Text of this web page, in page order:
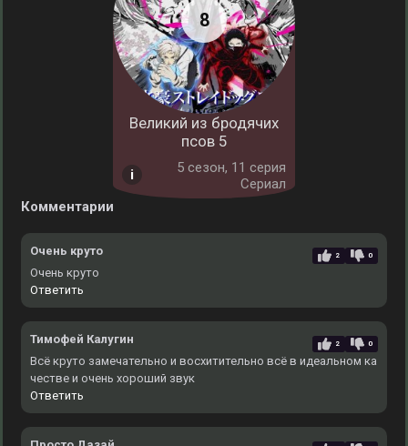
Великий из бродячих
псов 5
5 cезон, 11 серия
Сериал
Комментарии
Очень круто 2 0
Очень круто
Ответить
Тимофей Калугин 2 0
Всё круто замечательно и восхитительно всё в идеальном ка
честве и очень хороший звук
Ответить